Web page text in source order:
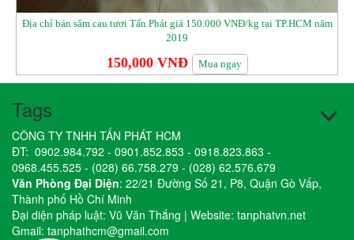
Địa chỉ bán sâm cau tươi Tấn Phát giá 150.000 VNĐ/kg tại TP.HCM năm
2019
150,000 VNĐ Mua ngay
Tags
CÔNG TY TNHH TẤN PHÁT HCM
ĐT: 0902.984.792 - 0901.852.853 - 0918.823.863 -
0968.455.525 - (028) 66.758.279 - (028) 62.576.679
Văn Phòng Đại Diện: 22/21 Đường Số 21, P8, Quận Gò Vấp,
Thành phố Hồ Chí Minh
Đại diện pháp luật: Vũ Văn Thắng | Website: tanphatvn.net
Gmail: tanphathcm@gmail.com